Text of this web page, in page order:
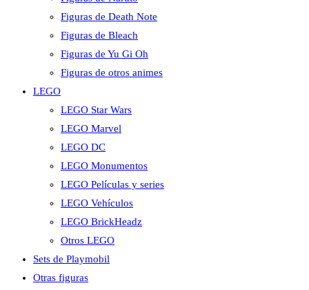
Figuras de Death Note
Figuras de Bleach
Figuras de Yu Gi Oh
Figuras de otros animes
LEGO
LEGO Star Wars
LEGO Marvel
LEGO DC
LEGO Monumentos
LEGO Películas y series
LEGO Vehículos
LEGO BrickHeadz
Otros LEGO
Sets de Playmobil
Otras figuras